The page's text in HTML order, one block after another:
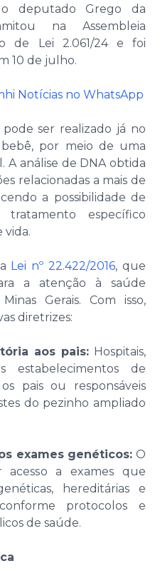
deputado Grego da
na Assembleia
de Lei 2.061/24 e foi
10 de julho.
Notícias no WhatsApp
ser realizado já no
por meio de uma
A análise de DNA obtida
relacionadas a mais de
a possibilidade de
específico
vida.
Lei nº 22.422/2016, que
a atenção à saúde
Gerais. Com isso,
diretrizes:
aos pais:Hospitais,
estabelecimentos de
pais ou responsáveis
do pezinho ampliado
exames genéticos: O
acesso a exames que
hereditárias e
protocolos e
de saúde.